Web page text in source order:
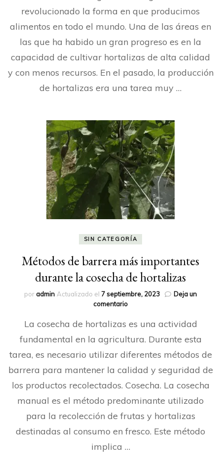
mejoran
la
de
cultivar
revolucionado la forma en que producimos
alimentos en todo el mundo. Una de las áreas en
las que ha habido un gran progreso es en la
capacidad de cultivar hortalizas de alta calidad
y con menos recursos. En el pasado, la producción
de hortalizas era una tarea muy …
SIN CATEGORÍA
Métodos de barrera más importantes
durante la cosecha de hortalizas
poradmin Actualizado el 7 septiembre, 2023
Deja un
comentarioen
de
más
importantes
la
cosecha
hortalizas
La cosecha de hortalizas es una actividad
fundamental en la agricultura. Durante esta
tarea, es necesario utilizar diferentes métodos de
barrera para mantener la calidad y seguridad de
los productos recolectados. Cosecha. La cosecha
manual es el método predominante utilizado
para la recolección de frutas y hortalizas
destinadas al consumo en fresco. Este método
implica …